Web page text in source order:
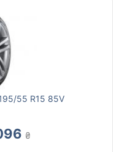
55 R15 85V
₴